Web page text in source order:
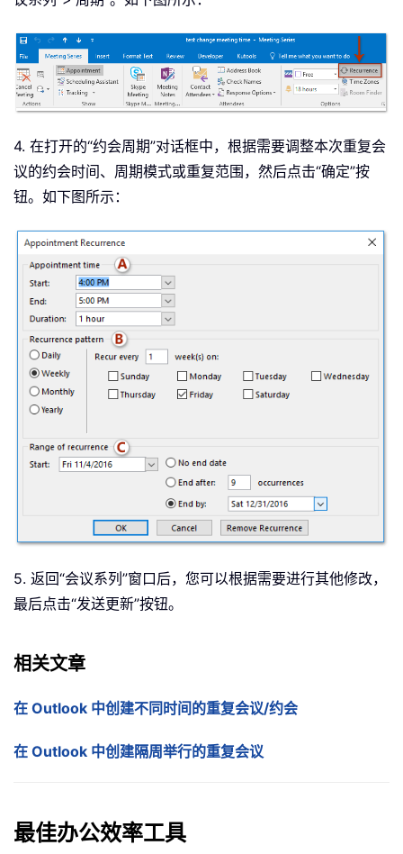
4. 在打开的“约会周期”对话框中，根据需要调整本次重复会
议的约会时间、周期模式或重复范围，然后点击“确定”按
钮。如下图所示：
5. 返回“会议系列”窗口后，您可以根据需要进行其他修改，
最后点击“发送更新”按钮。
相关文章
在 Outlook 中创建不同时间的重复会议/约会
在 Outlook 中创建隔周举行的重复会议
最佳办公效率工具